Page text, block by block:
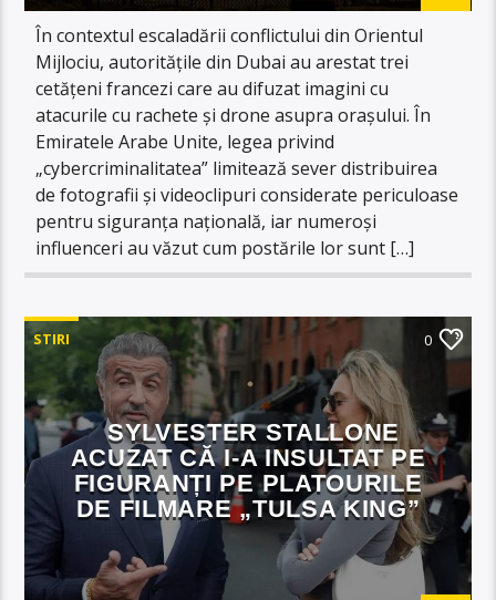
În contextul escaladării conflictului din Orientul
Mijlociu, autoritățile din Dubai au arestat trei
cetățeni francezi care au difuzat imagini cu
atacurile cu rachete și drone asupra orașului. În
Emiratele Arabe Unite, legea privind
„cybercriminalitatea” limitează sever distribuirea
de fotografii și videoclipuri considerate periculoase
pentru siguranța națională, iar numeroși
influenceri au văzut cum postările lor sunt […]
STIRI 0
SYLVESTER STALLONE
ACUZAT CĂ I-A INSULTAT PE
FIGURANȚI PE PLATOURILE
DE FILMARE „TULSA KING”